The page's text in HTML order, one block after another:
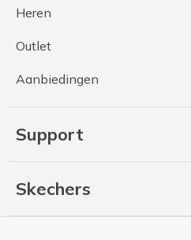
Heren
Outlet
Aanbiedingen
Support
Skechers